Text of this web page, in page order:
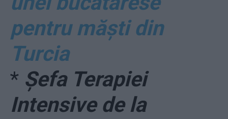
pentru măști din
Turcia
* Șefa Terapiei
Intensive de la